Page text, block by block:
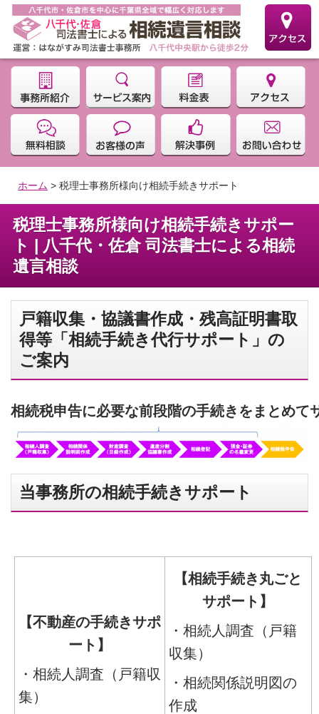
ホーム > 税理士事務所様向け相続手続きサポート
税理士事務所様向け相続手続きサポー
ト | 八千代・佐倉 司法書士による相続
遺言相談
戸籍収集・協議書作成・残高証明書取
得等「相続手続き代行サポート」の
ご案内
相続税申告に必要な前段階の手続きをまとめて
当事務所の相続手続きサポート
【不動産の手続きサポ
ート】
・相続人調査（戸籍収
集）
【相続手続き丸ごと
サポート】
・相続人調査（戸籍
収集）
・相続関係説明図の
作成